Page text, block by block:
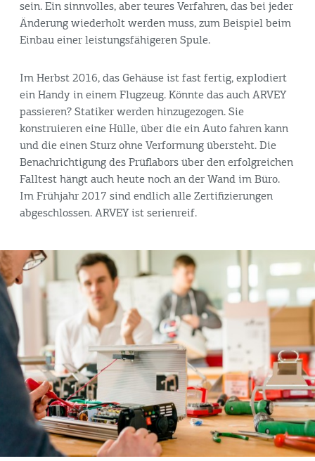
sein. Ein sinnvolles, aber teures Verfahren, das bei jeder
Änderung wiederholt werden muss, zum Beispiel beim
Einbau einer leistungsfähigeren Spule.
Im Herbst 2016, das Gehäuse ist fast fertig, explodiert
ein Handy in einem Flugzeug. Könnte das auch ARVEY
passieren? Statiker werden hinzugezogen. Sie
konstruieren eine Hülle, über die ein Auto fahren kann
und die einen Sturz ohne Verformung übersteht. Die
Benachrichtigung des Prüflabors über den erfolgreichen
Falltest hängt auch heute noch an der Wand im Büro.
Im Frühjahr 2017 sind endlich alle Zertifizierungen
abgeschlossen. ARVEY ist serienreif.